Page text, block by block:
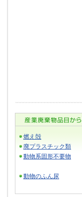
燃え殻
廃プラスチック類
動物系固形不要物
動物のふん尿